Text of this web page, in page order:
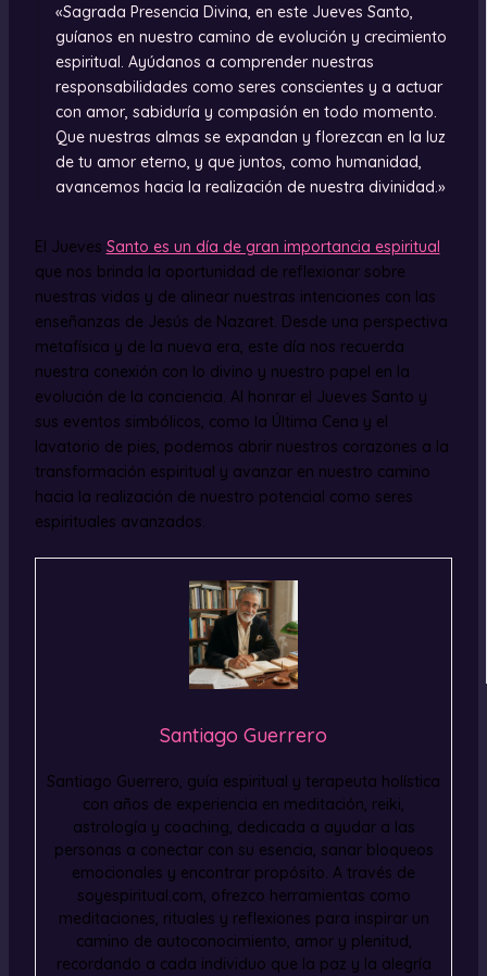
«Sagrada Presencia Divina, en este Jueves Santo,
guíanos en nuestro camino de evolución y crecimiento
espiritual. Ayúdanos a comprender nuestras
responsabilidades como seres conscientes y a actuar
con amor, sabiduría y compasión en todo momento.
Que nuestras almas se expandan y florezcan en la luz
de tu amor eterno, y que juntos, como humanidad,
avancemos hacia la realización de nuestra divinidad.»
El Jueves Santo es un día de gran importancia espiritual
que nos brinda la oportunidad de reflexionar sobre
nuestras vidas y de alinear nuestras intenciones con las
enseñanzas de Jesús de Nazaret. Desde una perspectiva
metafísica y de la nueva era, este día nos recuerda
nuestra conexión con lo divino y nuestro papel en la
evolución de la conciencia. Al honrar el Jueves Santo y
sus eventos simbólicos, como la Última Cena y el
lavatorio de pies, podemos abrir nuestros corazones a la
transformación espiritual y avanzar en nuestro camino
hacia la realización de nuestro potencial como seres
espirituales avanzados.
Santiago Guerrero
Santiago Guerrero, guía espiritual y terapeuta holística
con años de experiencia en meditación, reiki,
astrología y coaching, dedicada a ayudar a las
personas a conectar con su esencia, sanar bloqueos
emocionales y encontrar propósito. A través de
soyespiritual.com, ofrezco herramientas como
meditaciones, rituales y reflexiones para inspirar un
camino de autoconocimiento, amor y plenitud,
recordando a cada individuo que la paz y la alegría